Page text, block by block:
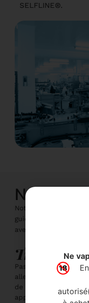
SELFLINE®.
Nos
Notre travail repose
guident chacune de
avec vous :
Pas de promesses
allez, et pourquoi.
de manière claire et
application, nos
Ne